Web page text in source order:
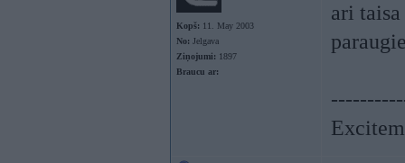
Kopš: 11. May 2003
No: Jelgava
Ziņojumi: 1897
Braucu ar:
ari